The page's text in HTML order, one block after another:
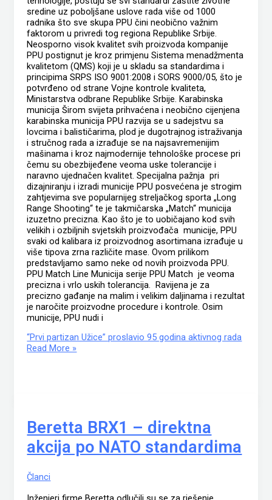
sredine uz poboljšane uslove rada više od 1000
radnika što sve skupa PPU čini neobično važnim
faktorom u privredi tog regiona Republike Srbije.
Neosporno visok kvalitet svih proizvoda kompanije
PPU postignut je kroz primjenu Sistema menadžmenta
kvalitetom (QMS) koji je u skladu sa standardima i
principima SRPS ISO 9001:2008 i SORS 9000/05, što je
potvrđeno od strane Vojne kontrole kvaliteta,
Ministarstva odbrane Republike Srbije. Karabinska
municija Širom svijeta prihvaćena i neobično cijenjena
karabinska municija PPU razvija se u sadejstvu sa
lovcima i balističarima, plod je dugotrajnog istraživanja
i stručnog rada a izrađuje se na najsavremenijim
mašinama i kroz najmodernije tehnološke procese pri
čemu su obezbijeđene veoma uske tolerancije i
naravno ujednačen kvalitet. Specijalna pažnja pri
dizajniranju i izradi municije PPU posvećena je strogim
zahtjevima sve popularnijeg streljačkog sporta „Long
Range Shooting“ te je takmičarska „Match“ municija
izuzetno precizna. Kao što je to uobičajano kod svih
velikih i ozbiljnih svjetskih proizvođača municije, PPU
svaki od kalibara iz proizvodnog asortimana izrađuje u
više tipova zrna različite mase. Ovom prilikom
predstavljamo samo neke od novih proizvoda PPU.
PPU Match Line Municija serije PPU Match je veoma
precizna i vrlo uskih tolerancija. Ravijena je za
precizno gađanje na malim i velikim daljinama i rezultat
je naročite proizvodne procedure i kontrole. Osim
municije, PPU nudi i
“Prvi partizan Užice” proslavio 95 godina aktivnog rada
Read More »
Beretta BRX1 – direktna
akcija po NATO standardima
Članci